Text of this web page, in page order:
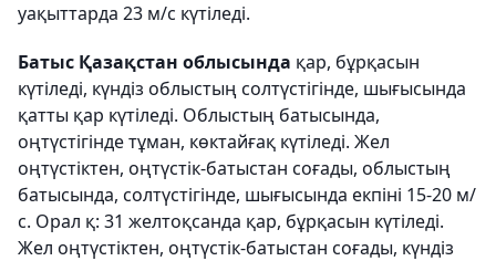
уақыттарда 23 м/с күтіледі.
Батыс Қазақстан облысында қар, бұрқасын
күтіледі, күндіз облыстың солтүстігінде, шығысында
қатты қар күтіледі. Облыстың батысында,
оңтүстігінде тұман, көктайғақ күтіледі. Жел
оңтүстіктен, оңтүстік-батыстан соғады, облыстың
батысында, солтүстігінде, шығысында екпіні 15-20 м/
с. Орал қ: 31 желтоқсанда қар, бұрқасын күтіледі.
Жел оңтүстіктен, оңтүстік-батыстан соғады, күндіз